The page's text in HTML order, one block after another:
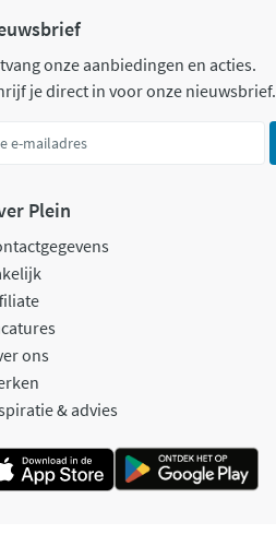
onze aanbiedingen en acties.
je direct in voor onze nieuwsbrief.
Plein
ons
& advies